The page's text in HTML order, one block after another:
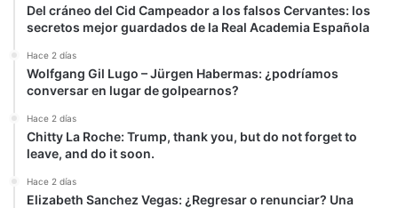
Del cráneo del Cid Campeador a los falsos Cervantes: los
secretos mejor guardados de la Real Academia Española
Hace 2 días
Wolfgang Gil Lugo – Jürgen Habermas: ¿podríamos
conversar en lugar de golpearnos?
Hace 2 días
Chitty La Roche: Trump, thank you, but do not forget to
leave, and do it soon.
Hace 2 días
Elizabeth Sanchez Vegas: ¿Regresar o renunciar? Una